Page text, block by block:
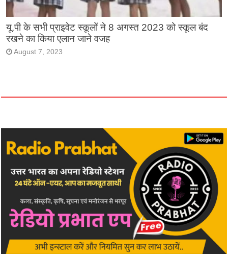
यू.पी के सभी प्राइवेट स्कूलों ने 8 अगस्त 2023 को स्कूल बंद
रखने का किया एलान जाने वजह
August 7, 2023